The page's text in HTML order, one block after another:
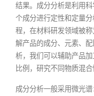
结果。成分分析是利用
个成分进行定性和定量
程，在材料研发领域被
解产品的成分、元素、
析，我们可以辅助产品
比例，研究不同物质混合
成分分析一般采用微光